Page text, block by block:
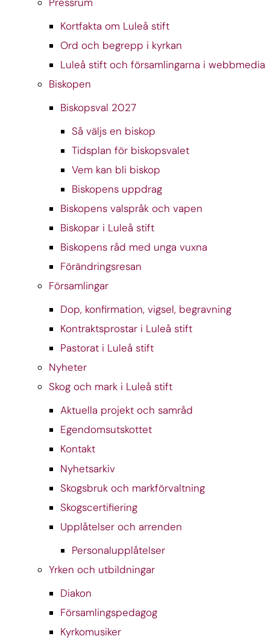
Kortfakta om Luleå stift
Ord och begrepp i kyrkan
Luleå stift och församlingarna i webbmedia
Biskopen
Biskopsval 2027
Så väljs en biskop
Tidsplan för biskopsvalet
Vem kan bli biskop
Biskopens uppdrag
Biskopens valspråk och vapen
Biskopar i Luleå stift
Biskopens råd med unga vuxna
Förändringsresan
Församlingar
Dop, konfirmation, vigsel, begravning
Kontraktsprostar i Luleå stift
Pastorat i Luleå stift
Nyheter
Skog och mark i Luleå stift
Aktuella projekt och samråd
Egendomsutskottet
Kontakt
Nyhetsarkiv
Skogsbruk och markförvaltning
Skogscertifiering
Upplåtelser och arrenden
Personalupplåtelser
Yrken och utbildningar
Diakon
Församlingspedagog
Kyrkomusiker